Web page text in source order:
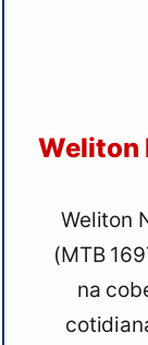
Weliton
Weliton
(MTB
na